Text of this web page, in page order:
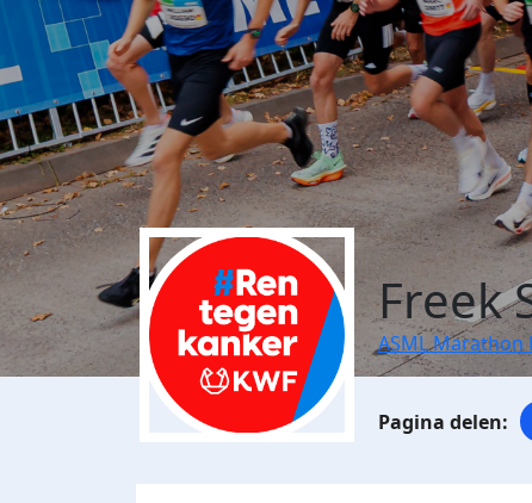
Freek
ASML Marathon